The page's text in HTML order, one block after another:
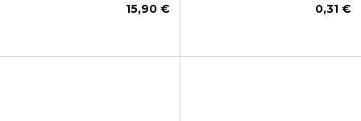
15,90 € 0,31 €